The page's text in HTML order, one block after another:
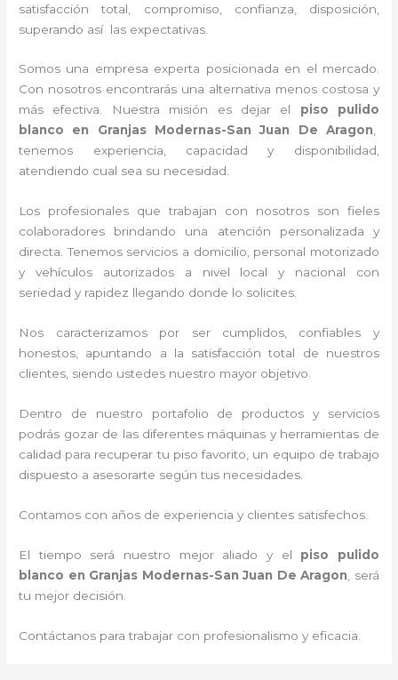
satisfacción total, compromiso, confianza, disposición,
superando así las expectativas.
Somos una empresa experta posicionada en el mercado.
Con nosotros encontrarás una alternativa menos costosa y
más efectiva. Nuestra misión es dejar el piso pulido
blanco en Granjas Modernas-San Juan De Aragon,
tenemos experiencia, capacidad y disponibilidad,
atendiendo cual sea su necesidad.
Los profesionales que trabajan con nosotros son fieles
colaboradores brindando una atención personalizada y
directa.Tenemos servicios a domicilio, personal motorizado
y vehículos autorizados a nivel local y nacional con
seriedad y rapidez llegando donde lo solicites.
Nos caracterizamos por ser cumplidos, confiables y
honestos, apuntando a la satisfacción total de nuestros
clientes, siendo ustedes nuestro mayor objetivo.
Dentro de nuestro portafolio de productos y servicios
podrás gozar de las diferentes máquinas y herramientas de
calidad para recuperar tu piso favorito, un equipo de trabajo
dispuesto a asesorarte según tus necesidades.
Contamos con años de experiencia y clientes satisfechos.
El tiempo será nuestro mejor aliado y el piso pulido
blanco en Granjas Modernas-San Juan De Aragon , será
tu mejor decisión.
Contáctanos para trabajar con profesionalismo y eficacia.